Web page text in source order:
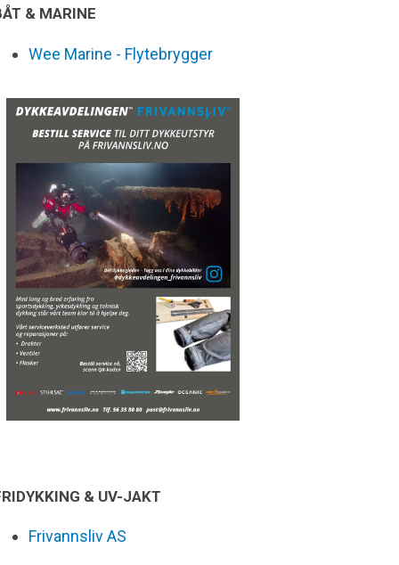
& MARINE
Wee Marine - Flytebrygger
& UV-JAKT
Frivannsliv AS